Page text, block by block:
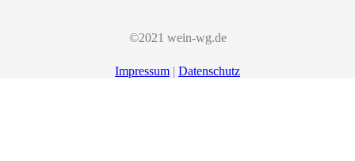
©2021 wein-wg.de
Impressum | Datenschutz